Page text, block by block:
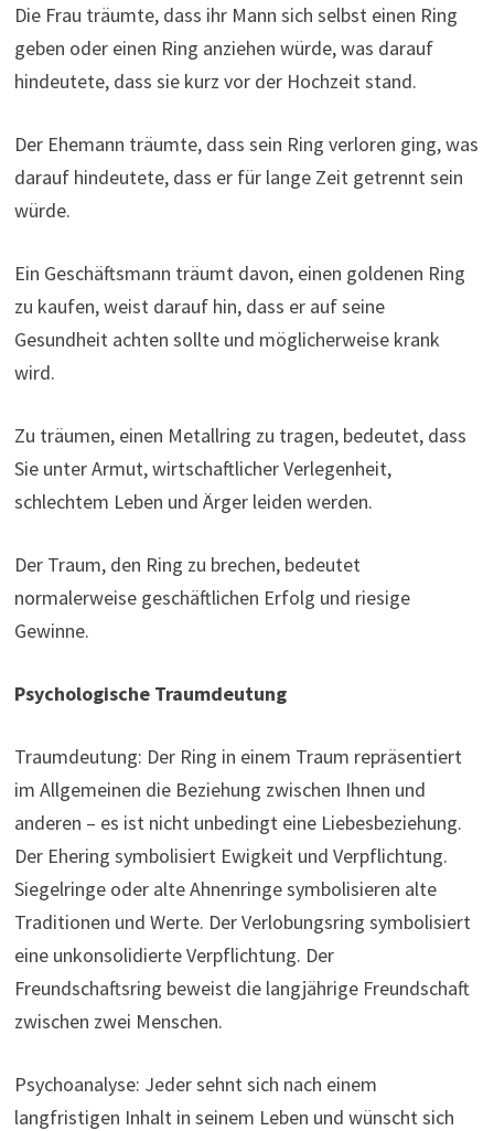
Die Frau träumte, dass ihr Mann sich selbst einen Ring
geben oder einen Ring anziehen würde, was darauf
hindeutete, dass sie kurz vor der Hochzeit stand.
Der Ehemann träumte, dass sein Ring verloren ging, was
darauf hindeutete, dass er für lange Zeit getrennt sein
würde.
Ein Geschäftsmann träumt davon, einen goldenen Ring
zu kaufen, weist darauf hin, dass er auf seine
Gesundheit achten sollte und möglicherweise krank
wird.
Zu träumen, einen Metallring zu tragen, bedeutet, dass
Sie unter Armut, wirtschaftlicher Verlegenheit,
schlechtem Leben und Ärger leiden werden.
Der Traum, den Ring zu brechen, bedeutet
normalerweise geschäftlichen Erfolg und riesige
Gewinne.
Psychologische Traumdeutung
Traumdeutung: Der Ring in einem Traum repräsentiert
im Allgemeinen die Beziehung zwischen Ihnen und
anderen – es ist nicht unbedingt eine Liebesbeziehung.
Der Ehering symbolisiert Ewigkeit und Verpflichtung.
Siegelringe oder alte Ahnenringe symbolisieren alte
Traditionen und Werte. Der Verlobungsring symbolisiert
eine unkonsolidierte Verpflichtung. Der
Freundschaftsring beweist die langjährige Freundschaft
zwischen zwei Menschen.
Psychoanalyse: Jeder sehnt sich nach einem
langfristigen Inhalt in seinem Leben und wünscht sich